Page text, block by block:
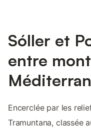
Sóller et
entre
Encerclée par les
Tramuntana, classée